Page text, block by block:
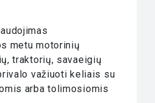
metu motorinių
traktorių, savaeigių
važiuoti keliais su
arba tolimosiomis